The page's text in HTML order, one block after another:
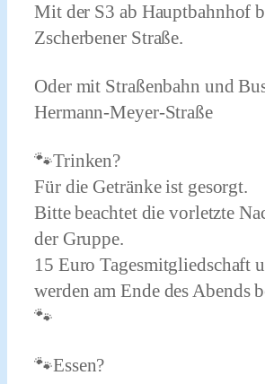
Mit der S3 ab Hauptbahnhof
Zscherbener Straße.
Oder mit Straßenbahn und
Hermann-Meyer-Straße
🐾Trinken?
Für die Getränke ist gesorgt.
Bitte beachtet die vorletzte
der Gruppe.
15 Euro Tagesmitgliedschaft
werden am Ende des Abends
🐾
🐾Essen?